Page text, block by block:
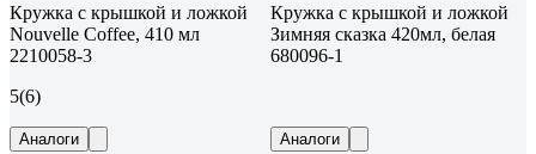
Кружка с крышкой и ложкой
Nouvelle Coffee, 410 мл
2210058-3
5(6)
Аналоги
Кружка с крышкой и ложкой
Зимняя сказка 420мл, белая
680096-1
Аналоги